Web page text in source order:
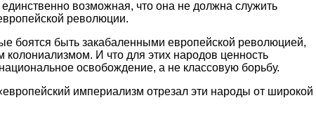
возможная, что она не должна служить
революции.
боятся быть закабаленными европейской революцией,
И что для этих народов ценность
освобождение, а не классовую борьбу.
империализм отрезал эти народы от широкой